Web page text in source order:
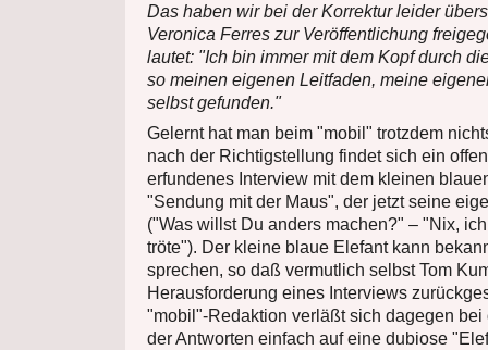
Das haben wir bei der Korrektur leider
Veronica Ferres zur Veröffentlichung
lautet: "Ich bin immer mit dem Kopf durch
so meinen eigenen Leitfaden, meine
selbst gefunden."
Gelernt hat man beim "mobil" trotzdem
nach der Richtigstellung findet sich ein
erfundenes Interview mit dem kleinen
"Sendung mit der Maus", der jetzt seine
("Was willst Du anders machen?" – "Nix,
tröte"). Der kleine blaue Elefant kann
sprechen, so daß vermutlich selbst Tom
Herausforderung eines Interviews
"mobil"-Redaktion verläßt sich dagegen bei
der Antworten einfach auf eine dubiose